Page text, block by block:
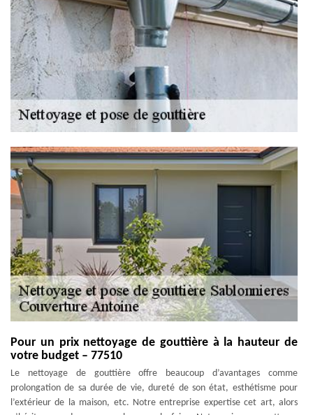
Pour un prix nettoyage de gouttière à la hauteur de
votre budget – 77510
Le nettoyage de gouttière offre beaucoup d’avantages comme
prolongation de sa durée de vie, dureté de son état, esthétisme pour
l’extérieur de la maison, etc. Notre entreprise expertise cet art, alors